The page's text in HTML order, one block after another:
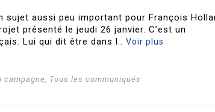
sujet aussi peu important pour François
présenté le jeudi 26 janvier. C’est un
Lui qui dit être dans l.. Voir plus
campagne Tous les communiqués